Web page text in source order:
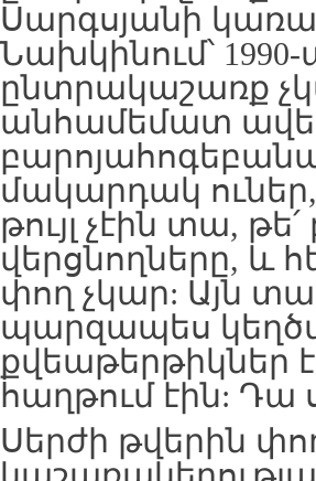
Սարգսյանի
Նախկինում՝
ընտրակաշառք
անհամեմատ
մակարդակ
թույլ չէին տա,
վերցնողները, և
փող չկար: Այն
պարզապես
քվեաթերթիկներ
հաղթում էին: Դա
Սերժի թվերին